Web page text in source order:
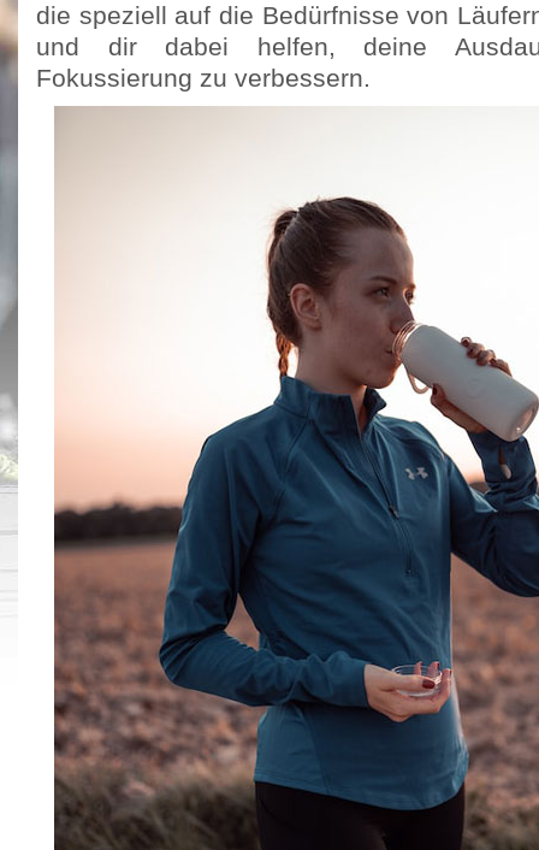
die speziell auf die Bedürfnisse von
und dir dabei helfen, deine
Fokussierung zu verbessern.